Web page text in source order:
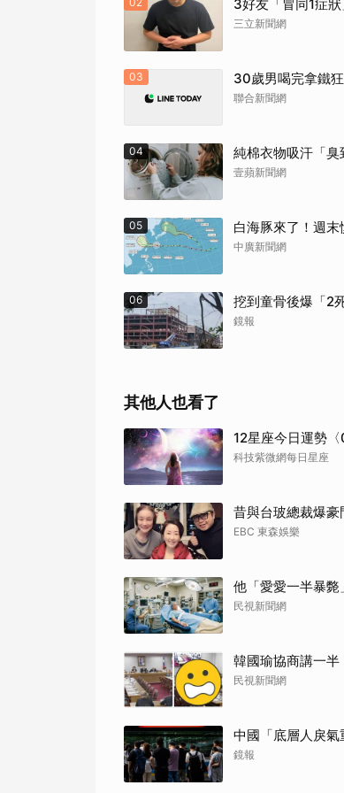
3好友「冒同1症
三立新聞網
03 30歲男喝完拿鐵
聯合新聞網
04 純棉衣物吸汗「
壹蘋新聞網
05 白海豚來了！週
中廣新聞網
06 挖到童骨後爆「2
鏡報
其他人也看了
12星座今日運勢〈
科技紫微網每日星座
昔與台玻總裁爆
EBC 東森娛樂
他「愛愛一半暴
民視新聞網
韓國瑜協商講一
民視新聞網
中國「底層人戾
鏡報